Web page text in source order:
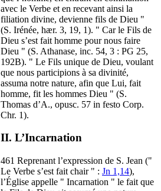
avec le Verbe et en recevant ainsi la
filiation divine, devienne fils de Dieu "
(S. Irénée, hær. 3, 19, 1). " Car le Fils de
Dieu s’est fait homme pour nous faire
Dieu " (S. Athanase, inc. 54, 3 : PG 25,
192B). " Le Fils unique de Dieu, voulant
que nous participions à sa divinité,
assuma notre nature, afin que Lui, fait
homme, fit les hommes Dieu " (S.
Thomas d’A., opusc. 57 in festo Corp.
Chr. 1).
II. L’Incarnation
461 Reprenant l’expression de S. Jean ("
Le Verbe s’est fait chair " : Jn 1,14),
l’Église appelle " Incarnation " le fait que